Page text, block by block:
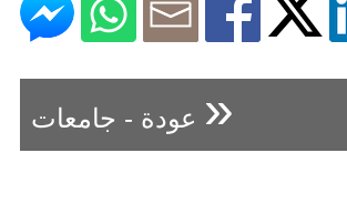
« عودة - جامعات